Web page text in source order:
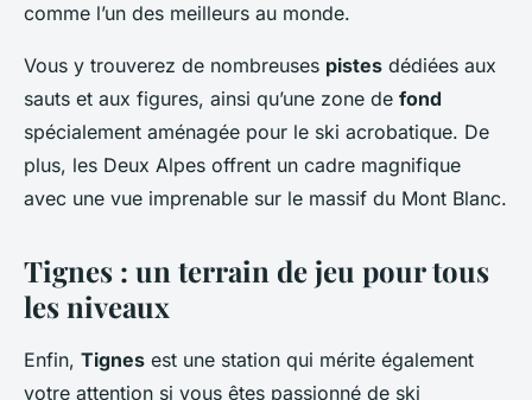
comme l’un des meilleurs au monde.
Vous y trouverez de nombreuses pistes dédiées aux
sauts et aux figures, ainsi qu’une zone de fond
spécialement aménagée pour le ski acrobatique. De
plus, les Deux Alpes offrent un cadre magnifique
avec une vue imprenable sur le massif du Mont Blanc.
Tignes : un terrain de jeu pour tous
les niveaux
Enfin, Tignes est une station qui mérite également
votre attention si vous êtes passionné de ski